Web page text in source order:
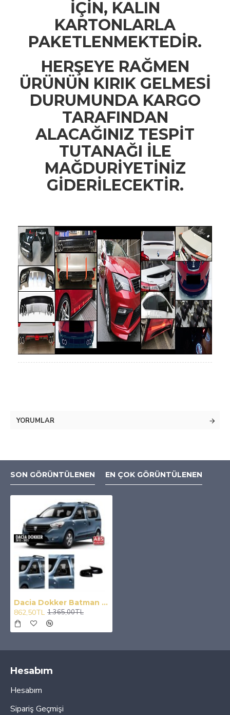
İÇİN, KALIN
KARTONLARLA
PAKETLENMEKTEDİR.
HERŞEYE RAĞMEN
ÜRÜNÜN KIRIK GELMESİ
DURUMUNDA KARGO
TARAFINDAN
ALACAĞINIZ TESPİT
TUTANAĞI İLE
MAĞDURİYETİNİZ
GİDERİLECEKTİR.
YORUMLAR
SON GÖRÜNTÜLENEN EN ÇOK GÖRÜNTÜLENEN
Dacia Dokker Batman Yarasa Ayna Kapak 2012-2021
862,50TL 1.365,00TL
Hesabım
Hesabım
Sipariş Geçmişi